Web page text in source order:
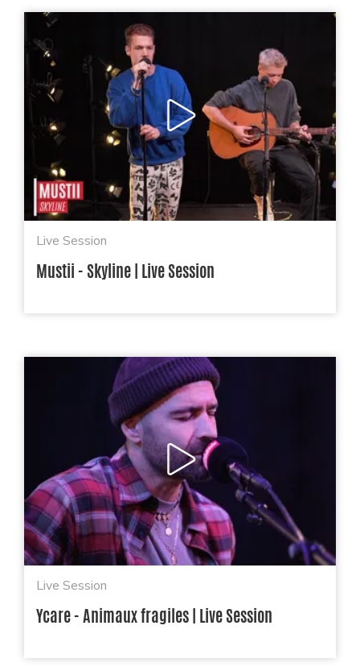
Live Session
Mustii - Skyline | Live Session
Live Session
Ycare - Animaux fragiles | Live Session